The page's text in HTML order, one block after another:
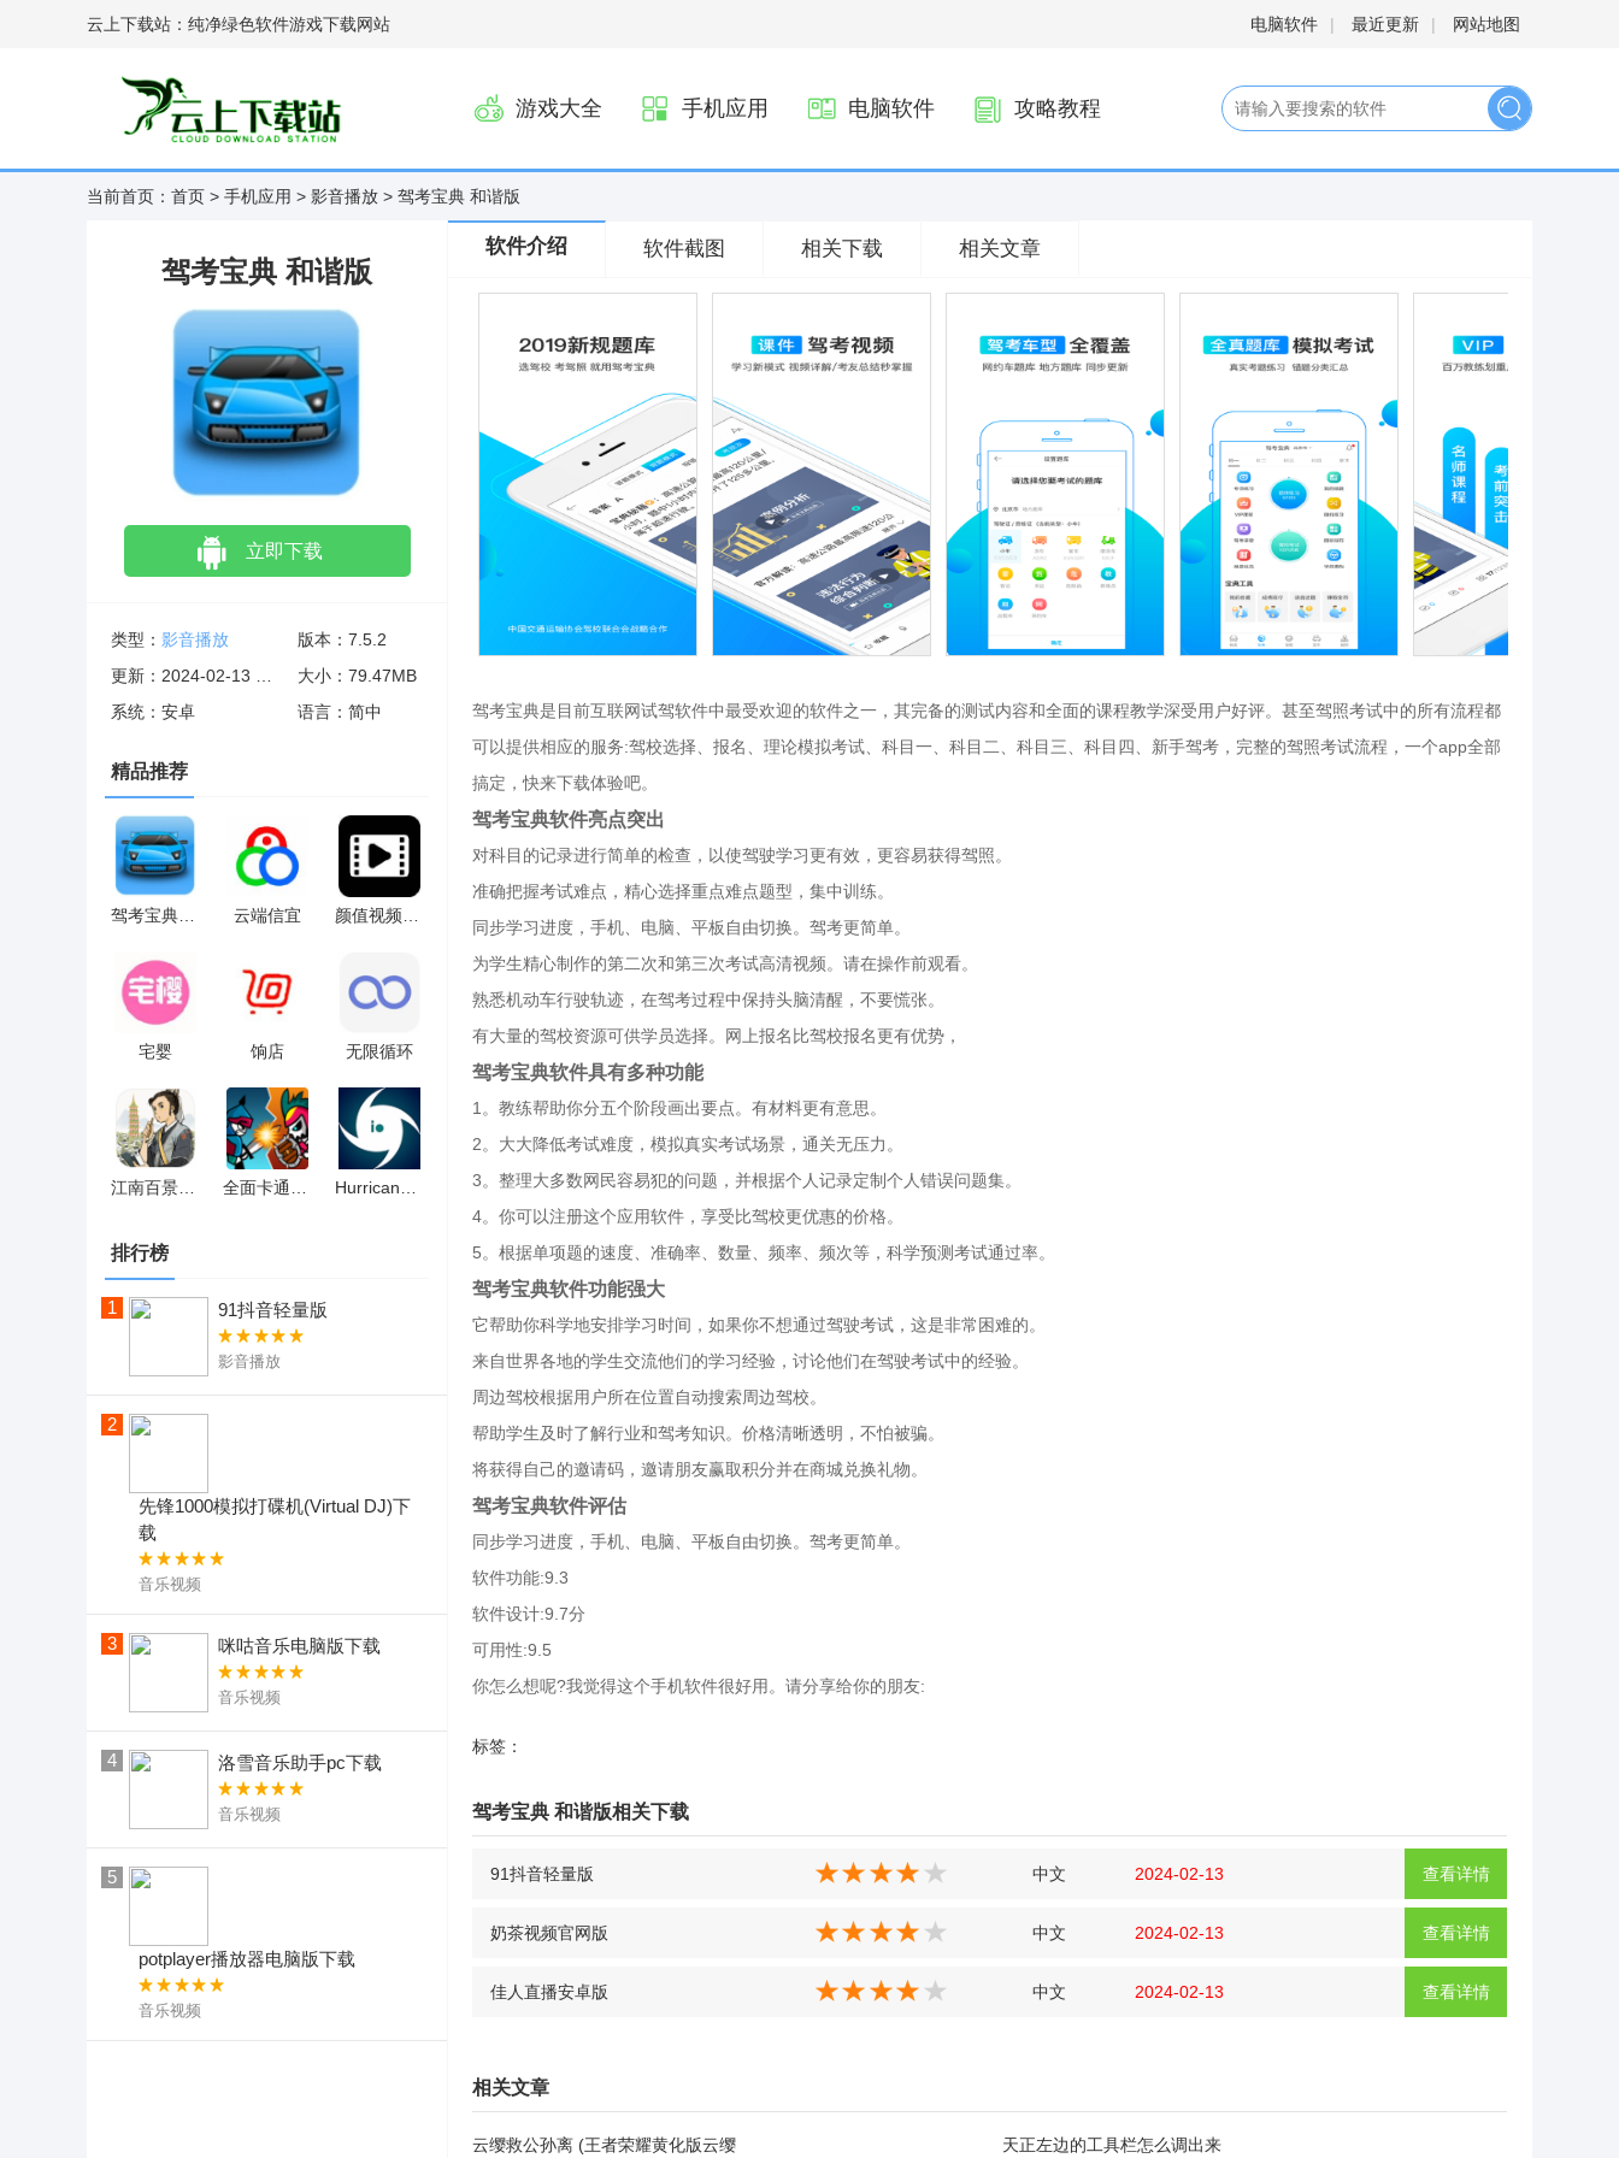
云上下载站：纯净绿色软件游戏下载网站 电脑软件 | 最近更新 | 网站地图
游戏大全 手机应用 电脑软件 攻略教程
当前首页： 首页 > 手机应用 > 影音播放 > 驾考宝典 和谐版
驾考宝典 和谐版
立即下载
类型： 影音播放
版本：7.5.2
大小：79.47MB
系统：安卓
语言：简中
精品推荐
云端信宜
宅婴 饷店 无限循环
排行榜
1 91抖音轻量版
影音播放
2
先锋1000模拟打碟机(Virtual DJ)下
载
音乐视频
3 咪咕音乐电脑版下载
音乐视频
4 洛雪音乐助手pc下载
音乐视频
5
potplayer播放器电脑版下载
音乐视频
软件介绍 软件截图 相关下载 相关文章
驾考宝典是目前互联网试驾软件中最受欢迎的软件之一，其完备的测试内容和全面的课程教学深受用户好评。甚至驾照考试中的所有流程都
可以提供相应的服务:驾校选择、报名、理论模拟考试、科目一、科目二、科目三、科目四、新手驾考，完整的驾照考试流程，一个app全部
搞定，快来下载体验吧。
驾考宝典软件亮点突出
对科目的记录进行简单的检查，以使驾驶学习更有效，更容易获得驾照。
准确把握考试难点，精心选择重点难点题型，集中训练。
同步学习进度，手机、电脑、平板自由切换。驾考更简单。
为学生精心制作的第二次和第三次考试高清视频。请在操作前观看。
熟悉机动车行驶轨迹，在驾考过程中保持头脑清醒，不要慌张。
有大量的驾校资源可供学员选择。网上报名比驾校报名更有优势，
驾考宝典软件具有多种功能
1。教练帮助你分五个阶段画出要点。有材料更有意思。
2。大大降低考试难度，模拟真实考试场景，通关无压力。
3。整理大多数网民容易犯的问题，并根据个人记录定制个人错误问题集。
4。你可以注册这个应用软件，享受比驾校更优惠的价格。
5。根据单项题的速度、准确率、数量、频率、频次等，科学预测考试通过率。
驾考宝典软件功能强大
它帮助你科学地安排学习时间，如果你不想通过驾驶考试，这是非常困难的。
来自世界各地的学生交流他们的学习经验，讨论他们在驾驶考试中的经验。
周边驾校根据用户所在位置自动搜索周边驾校。
帮助学生及时了解行业和驾考知识。价格清晰透明，不怕被骗。
将获得自己的邀请码，邀请朋友赢取积分并在商城兑换礼物。
驾考宝典软件评估
同步学习进度，手机、电脑、平板自由切换。驾考更简单。
软件功能:9.3
软件设计:9.7分
可用性:9.5
你怎么想呢?我觉得这个手机软件很好用。请分享给你的朋友:
标签：
驾考宝典 和谐版相关下载
查看详情
91抖音轻量版 中文 2024-02-13
查看详情
奶茶视频官网版 中文 2024-02-13
查看详情
佳人直播安卓版 中文 2024-02-13
相关文章
云缨救公孙离 (王者荣耀黄化版云缨 天正左边的工具栏怎么调出来